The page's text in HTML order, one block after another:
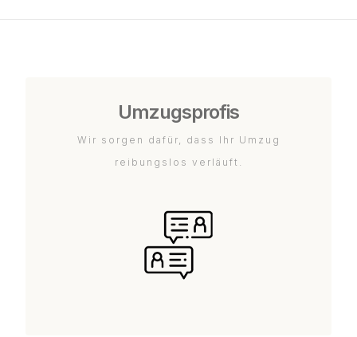
Umzugsprofis
Wir sorgen dafür, dass Ihr Umzug
reibungslos verläuft.